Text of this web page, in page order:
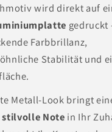
wird direkt auf
gedruckt
Farbbrillanz,
Stabilität und
Metall-Look bringt
stilvolle Note in Ihr